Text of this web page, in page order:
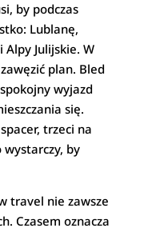
by podczas
Lublanę,
Julijskie. W
plan. Bled
wyjazd
się.
trzeci na
wystarczy, by
travel nie zawsze
Czasem oznacza